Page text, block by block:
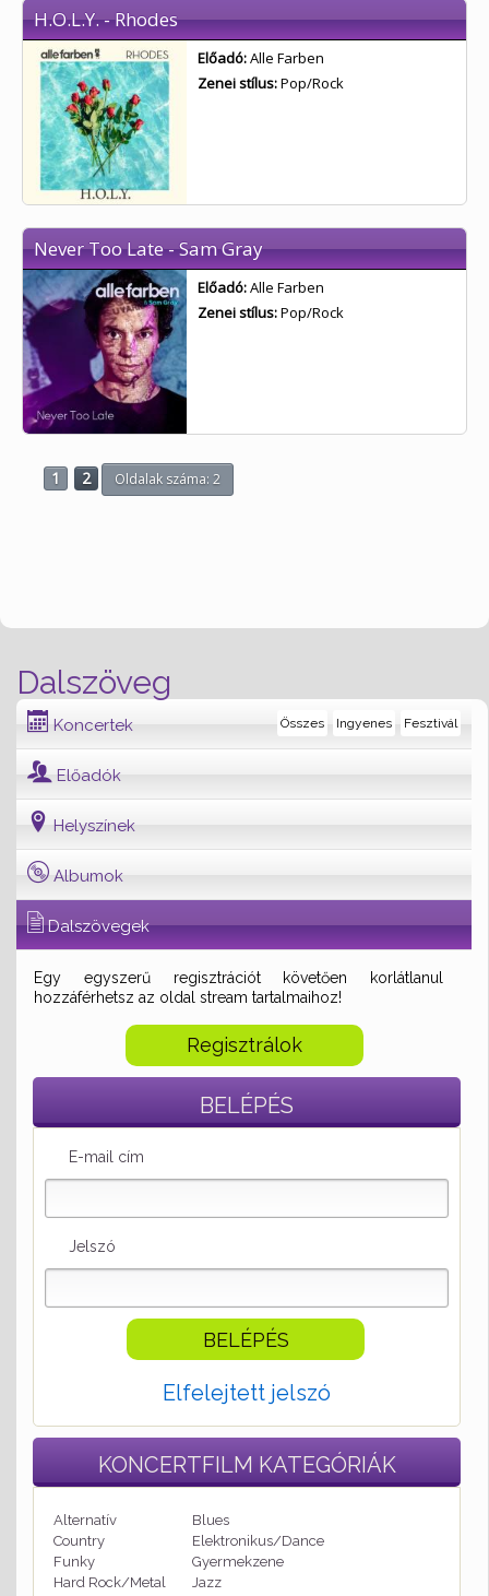
Dalszöveg
Koncertek Fesztivál
Ingyenes
Összes
Előadók
Helyszínek
Albumok
Dalszövegek
Egy egyszerű regisztrációt követően korlátlanul
hozzáférhetsz az oldal stream tartalmaihoz!
Regisztrálok
BELÉPÉS
E-mail cím
Jelszó
Elfelejtett jelszó
KONCERTFILM KATEGÓRIÁK
Alternatív
Blues
Country
Elektronikus/Dance
Funky
Gyermekzene
Hard Rock/Metal
Jazz
H.O.L.Y. - Rhodes
Előadó:Alle Farben
Zenei stílus:Pop/Rock
Never Too Late - Sam Gray
Előadó:Alle Farben
Zenei stílus:Pop/Rock
1 2 Oldalak száma: 2